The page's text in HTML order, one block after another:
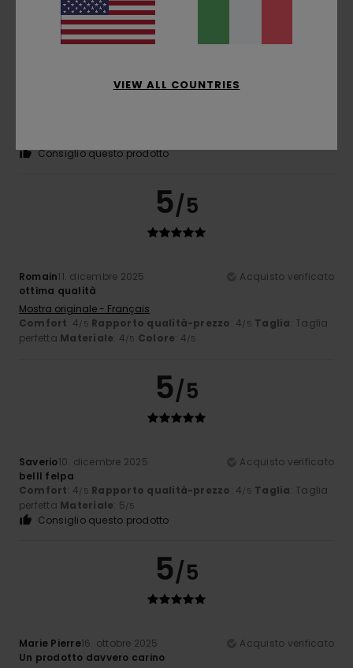
5
Consiglio questo prodotto
5/5
Romain11. dicembre 2025
Acquisto verificato
ottima qualità
Mostra originale - Français
Comfort: 4/5 Rapporto qualità-prezzo: 4/5 Taglia: Taglia
perfetta Materiale: 4/5 Colore: 4/5
5/5
Saverio10. dicembre 2025
Acquisto verificato
belll felpa
Comfort: 4/5 Rapporto qualità-prezzo: 4/5 Taglia: Taglia
perfetta Materiale: 5/5
Consiglio questo prodotto
5/5
Marie Pierre16. ottobre 2025
Acquisto verificato
Un prodotto davvero carino
VIEW ALL COUNTRIES